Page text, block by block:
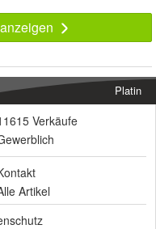
Platin
Verkäufe
Artikel